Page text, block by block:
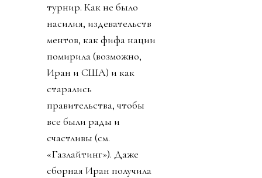
турнир. Как не было
насилия, издевательств
ментов, как фифа нации
помирила (возможно,
Иран и США) и как
старались
правительства, чтобы
все были рады и
счастливы (см.
«Газлайтинг»). Даже
сборная Иран получила